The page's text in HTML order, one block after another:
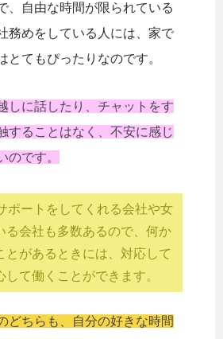
、自由な時間が限られている
務めをしている人には、家で
とてもぴったりなのです。
しに話したり、チャットをす
することはなく、不安に感じ
のです。
ポートをしてくれる会社や女
る会社も多数あるので、何か
とがあるときには、対応して
して働くことができます。
どちらも、自分の好きな時間